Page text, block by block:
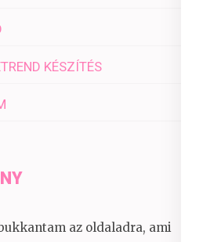
KÉSZÍTÉS
az oldaladra, ami